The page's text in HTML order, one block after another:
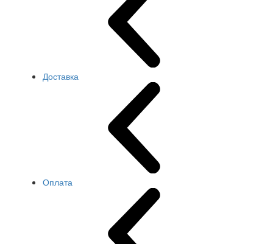
Доставка
Оплата